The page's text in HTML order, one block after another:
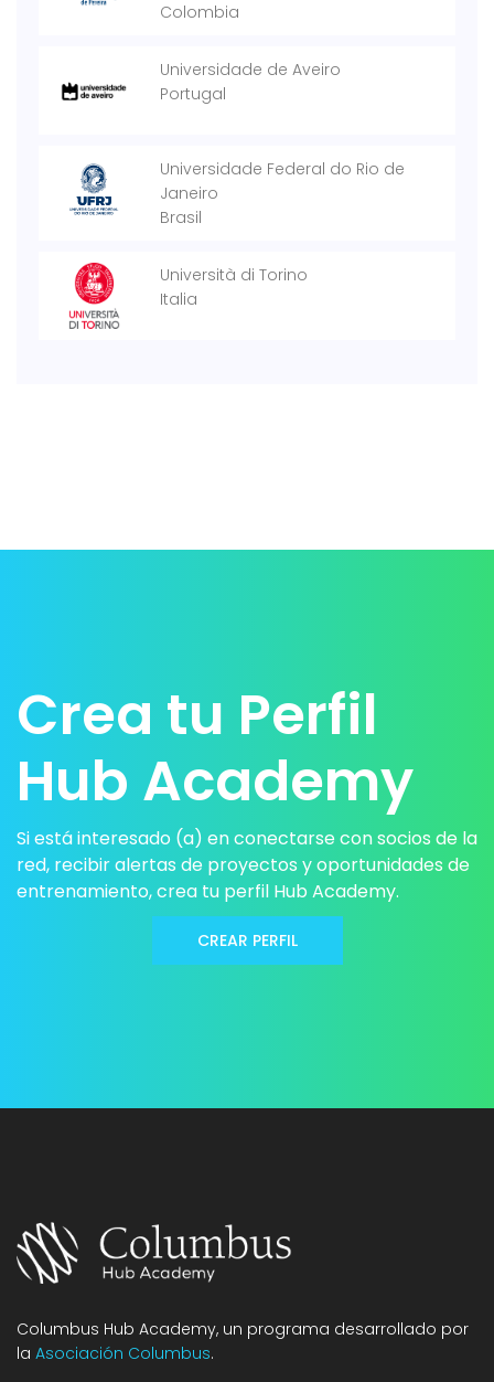
Colombia
Universidade de Aveiro
Portugal
Universidade Federal do Rio de
Janeiro
Brasil
Università di Torino
Italia
Crea tu Perfil
Hub Academy
Si está interesado (a) en conectarse con socios de la
red, recibir alertas de proyectos y oportunidades de
entrenamiento, crea tu perfil Hub Academy.
CREAR PERFIL
Columbus Hub Academy, un programa desarrollado por
la Asociación Columbus.